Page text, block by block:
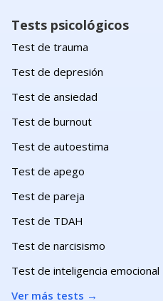
Tests psicológicos
Test de trauma
Test de depresión
Test de ansiedad
Test de burnout
Test de autoestima
Test de apego
Test de pareja
Test de TDAH
Test de narcisismo
Test de inteligencia emocional
Ver más tests →